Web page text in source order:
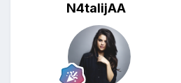
N4talijAA